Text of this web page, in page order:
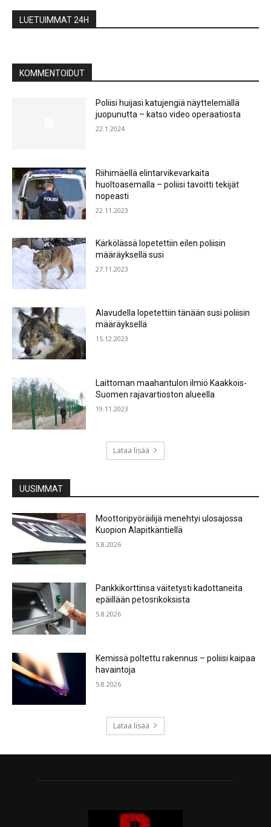
LUETUIMMAT 24H
KOMMENTOIDUT
Poliisi huijasi katujengiä näyttelemällä
juopunutta – katso video operaatiosta
22.1.2024
Riihimäellä elintarvikevarkaita
huoltoasemalla – poliisi tavoitti tekijät
nopeasti
22.11.2023
Kärkölässä lopetettiin eilen poliisin
määräyksellä susi
27.11.2023
Alavudella lopetettiin tänään susi poliisin
määräyksellä
15.12.2023
Laittoman maahantulon ilmiö Kaakkois-
Suomen rajavartioston alueella
19.11.2023
Lataa lisää
UUSIMMAT
Moottoripyöräilijä menehtyi ulosajossa
Kuopion Alapitkäntiellä
5.8.2026
Pankkikorttinsa väitetysti kadottaneita
epäillään petosrikoksista
5.8.2026
Kemissä poltettu rakennus – poliisi kaipaa
havaintoja
5.8.2026
Lataa lisää